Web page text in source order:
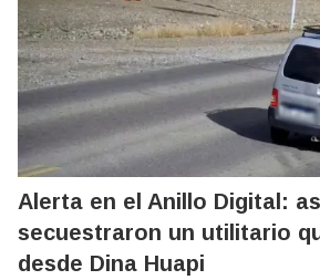
Alerta en el Anillo Digital:
secuestraron un utilitario
desde Dina Huapi